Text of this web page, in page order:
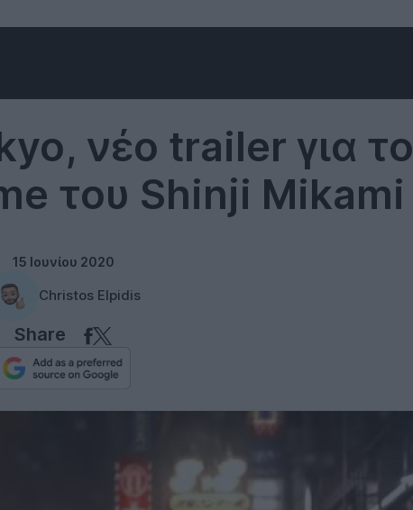
νέο trailer για το
του Shinji Mikami
15 Ιουνίου 2020
Christos Elpidis
Share